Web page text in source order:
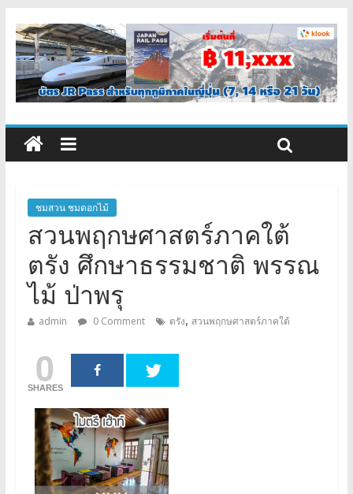
ชมสวน ชมดอกไม้
สวนพฤกษศาสตร์ภาคใต้
ตรัง ศึกษาธรรมชาติ พรรณ
ไม้ ป่าพรุ
admin 0 Comment ตรัง, สวนพฤกษศาสตร์ภาคใต้
0
SHARES